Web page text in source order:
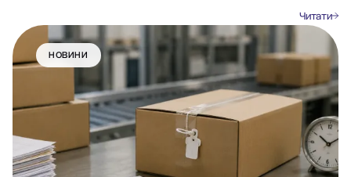
Читати
НОВИНИ